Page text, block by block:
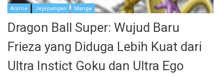
Anime Jejepangan Manga
Dragon Ball Super: Wujud Baru
Frieza yang Diduga Lebih Kuat dari
Ultra Instict Goku dan Ultra Ego